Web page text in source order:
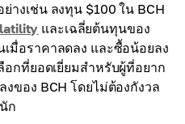
างเช่น ลงทุน $100 ใน BCH
และเฉลี่ยต้นทุนของ
มื่อราคาลดลง และซื้อน้อยลง
อกที่ยอดเยี่ยมสำหรับผู้ที่อยาก
ของ BCH โดยไม่ต้องกังวล
ก